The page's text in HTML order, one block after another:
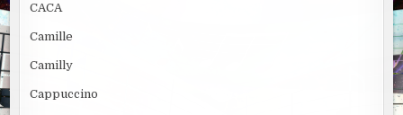
CACA
Camille
Camilly
Cappuccino